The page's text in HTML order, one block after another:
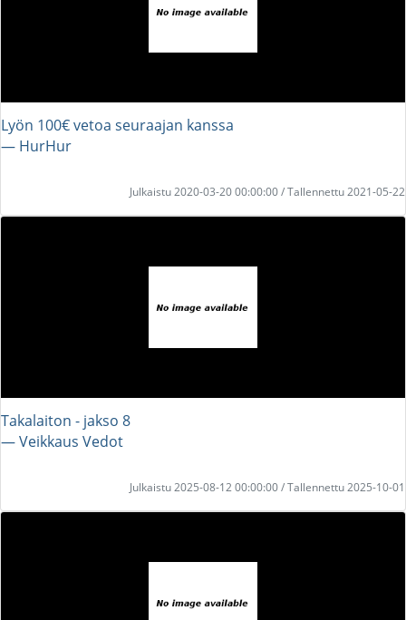
Lyön 100€ vetoa seuraajan kanssa
― HurHur
Julkaistu 2020-03-20 00:00:00 / Tallennettu 2021-05-22
Takalaiton - jakso 8
― Veikkaus Vedot
Julkaistu 2025-08-12 00:00:00 / Tallennettu 2025-10-01